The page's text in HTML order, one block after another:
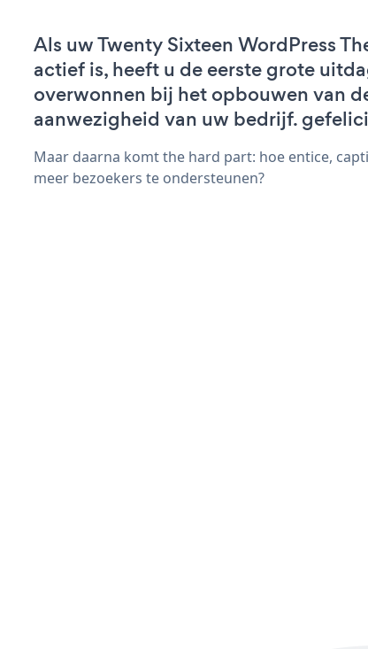
Als uw Twenty Sixteen WordPress
actief is, heeft u de eerste grote
overwonnen bij het opbouwen van
aanwezigheid van uw bedrijf.
Maar daarna komt the hard part: hoe entice,
meer bezoekers te ondersteunen?